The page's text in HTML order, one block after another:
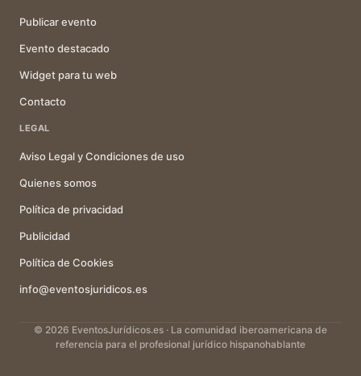
Publicar evento
Evento destacado
Widget para tu web
Contacto
LEGAL
Aviso Legal y Condiciones de uso
Quienes somos
Política de privacidad
Publicidad
Política de Cookies
info@eventosjuridicos.es
© 2026 EventosJurídicos.es · La comunidad iberoamericana de
referencia para el profesional jurídico hispanohablante